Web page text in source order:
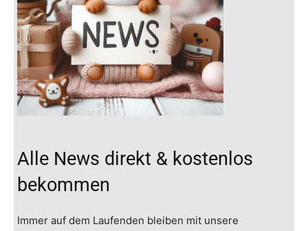
Alle News direkt & kostenlos
bekommen
Immer auf dem Laufenden bleiben mit unsere